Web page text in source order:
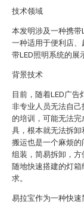
技术领域
本发明涉及一种携带
一种适用于便利店
带LED照明系统的展
背景技术
目前，随着LED广告
非专业人员无法自
的培训，可能无法
具，根本就无法拆
搬运也是一个麻烦
组装，简易拆卸，
随地快速搭建的灯
求。
易拉宝作为一种快